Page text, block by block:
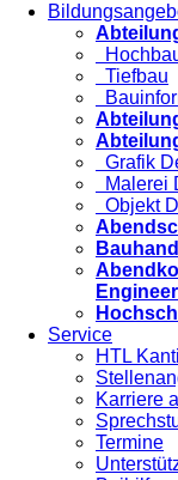
Tiefbau
Grafik
Malerei
Objekt
Service
HTL
Karriere
Termine